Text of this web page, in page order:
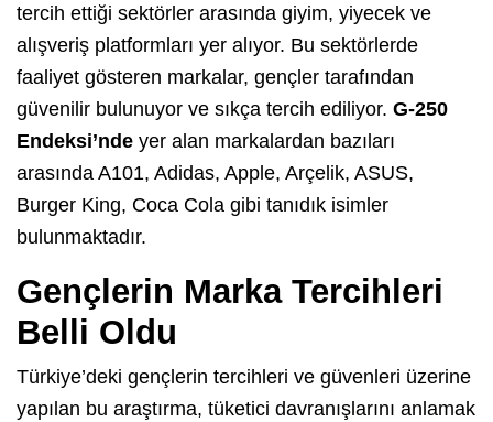
tercih ettiği sektörler arasında giyim, yiyecek ve
alışveriş platformları yer alıyor. Bu sektörlerde
faaliyet gösteren markalar, gençler tarafından
güvenilir bulunuyor ve sıkça tercih ediliyor. G-250
Endeksi’nde yer alan markalardan bazıları
arasında A101, Adidas, Apple, Arçelik, ASUS,
Burger King, Coca Cola gibi tanıdık isimler
bulunmaktadır.
Gençlerin Marka Tercihleri
Belli Oldu
Türkiye’deki gençlerin tercihleri ve güvenleri üzerine
yapılan bu araştırma, tüketici davranışlarını anlamak